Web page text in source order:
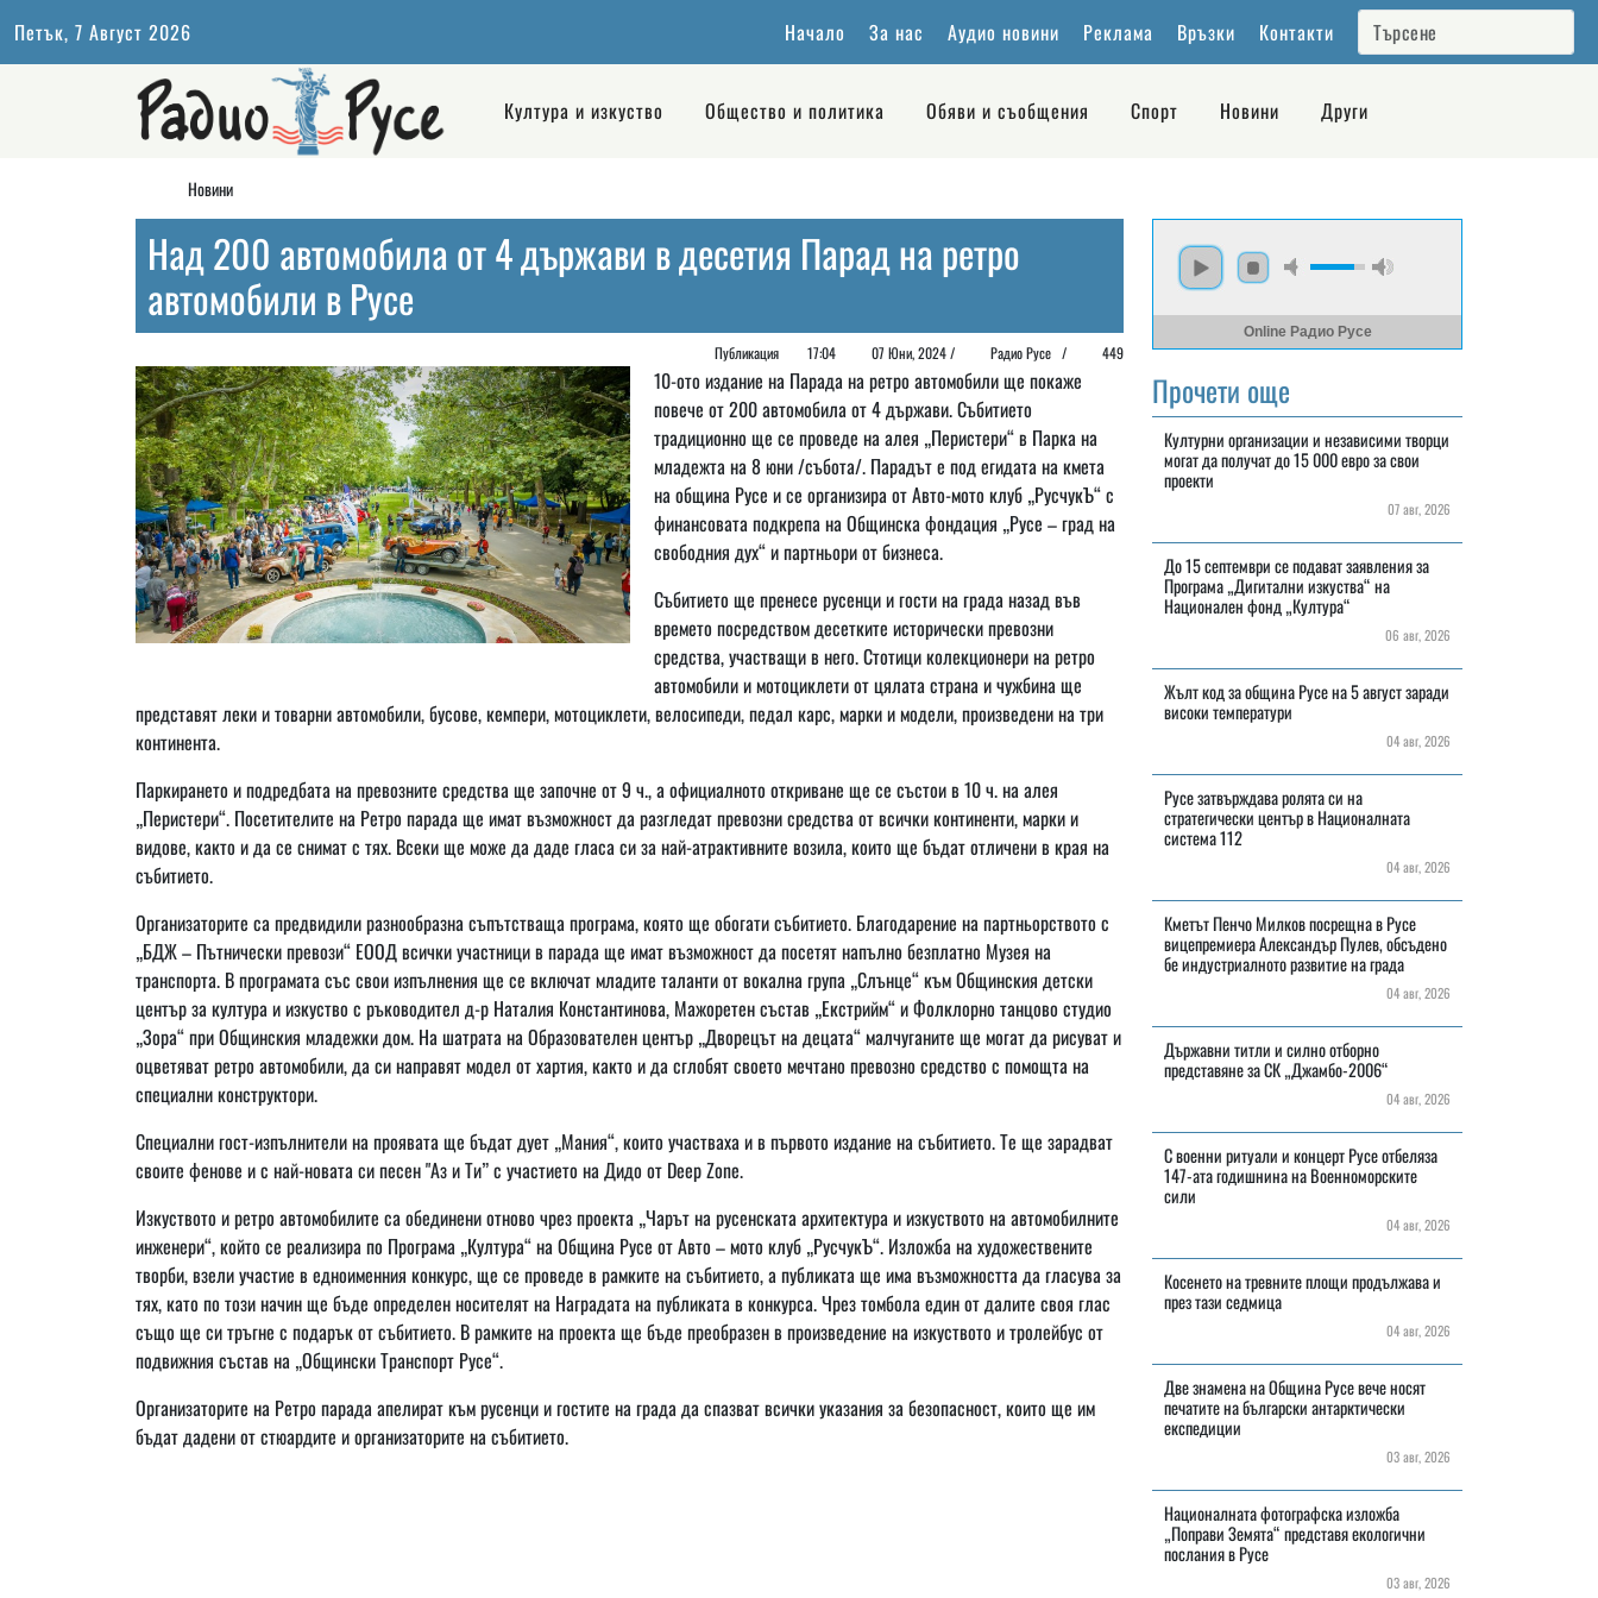
Петък, 7 Август 2026 Начало За нас Аудио новини Реклама Връзки Контакти
Култура и изкуство Общество и политика Обяви и съобщения Спорт Новини Други
Новини
Над 200 автомобила от 4 държави в десетия Парад на ретро
автомобили в Русе
Публикация 17:04 07 Юни, 2024 / Радио Русе / 449
10-ото издание на Парада на ретро автомобили ще покаже
повече от 200 автомобила от 4 държави. Събитието
традиционно ще се проведе на алея „Перистери“ в Парка на
младежта на 8 юни /събота/. Парадът e под егидата на кмета
на община Русе и се организира от Авто-мото клуб „РусчукЪ“ с
финансовата подкрепа на Общинска фондация „Русе – град на
свободния дух“ и партньори от бизнеса.
Събитието ще пренесе русенци и гости на града назад във
времето посредством десетките исторически превозни
средства, участващи в него. Стотици колекционери на ретро
автомобили и мотоциклети от цялата страна и чужбина ще
представят леки и товарни автомобили, бусове, кемпери, мотоциклети, велосипеди, педал карс, марки и модели, произведени на три
континента.
Паркирането и подредбата на превозните средства ще започне от 9 ч., а официалното откриване ще се състои в 10 ч. на алея
„Перистери“. Посетителите на Ретро парада ще имат възможност да разгледат превозни средства от всички континенти, марки и
видове, както и да се снимат с тях. Всеки ще може да даде гласа си за най-атрактивните возила, които ще бъдат отличени в края на
събитието.
Организаторите са предвидили разнообразна съпътстваща програма, която ще обогати събитието. Благодарение на партньорството с
„БДЖ – Пътнически превози“ ЕООД всички участници в парада ще имат възможност да посетят напълно безплатно Музея на
транспорта. В програмата със свои изпълнения ще се включат младите таланти от вокална група „Слънце“ към Общинския детски
център за култура и изкуство с ръководител д-р Наталия Константинова, Мажоретен състав „Екстрийм“ и Фолклорно танцово студио
„Зора“ при Общинския младежки дом. На шатрата на Образователен център „Дворецът на децата“ малчуганите ще могат да рисуват и
оцветяват ретро автомобили, да си направят модел от хартия, както и да сглобят своето мечтано превозно средство с помощта на
специални конструктори.
Специални гост-изпълнители на проявата ще бъдат дует „Мания“, които участваха и в първото издание на събитието. Те ще зарадват
своите фенове и с най-новата си песен "Аз и Ти” с участието на Дидо от Deep Zone.
Изкуството и ретро автомобилите са обединени отново чрез проекта „Чарът на русенската архитектура и изкуството на автомобилните
инженери“, който се реализира по Програма „Култура“ на Община Русе от Авто – мото клуб „РусчукЪ“. Изложба на художествените
творби, взели участие в едноименния конкурс, ще се проведе в рамките на събитието, а публиката ще има възможността да гласува за
тях, като по този начин ще бъде определен носителят на Наградата на публиката в конкурса. Чрез томбола един от далите своя глас
също ще си тръгне с подарък от събитието. В рамките на проекта ще бъде преобразен в произведение на изкуството и тролейбус от
подвижния състав на „Общински Транспорт Русе“.
Организаторите на Ретро парада апелират към русенци и гостите на града да спазват всички указания за безопасност, които ще им
бъдат дадени от стюардите и организаторите на събитието.
Online Радио Русе
Прочети още
Културни организации и независими творци
могат да получат до 15 000 евро за свои
проекти
07 авг, 2026
До 15 септември се подават заявления за
Програма „Дигитални изкуства“ на
Национален фонд „Култура“
06 авг, 2026
Жълт код за община Русе на 5 август заради
високи температури
04 авг, 2026
Русе затвърждава ролята си на
стратегически център в Националната
система 112
04 авг, 2026
Кметът Пенчо Милков посрещна в Русе
вицепремиера Александър Пулев, обсъдено
бе индустриалното развитие на града
04 авг, 2026
Държавни титли и силно отборно
представяне за СК „Джамбо-2006“
04 авг, 2026
С военни ритуали и концерт Русе отбеляза
147-ата годишнина на Военноморските
сили
04 авг, 2026
Косенето на тревните площи продължава и
през тази седмица
04 авг, 2026
Две знамена на Община Русе вече носят
печатите на български антарктически
експедиции
03 авг, 2026
Националната фотографска изложба
„Поправи Земята“ представя екологични
послания в Русе
03 авг, 2026